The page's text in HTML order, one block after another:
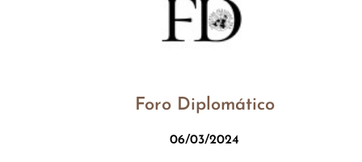
Foro Diplomático
06/03/2024